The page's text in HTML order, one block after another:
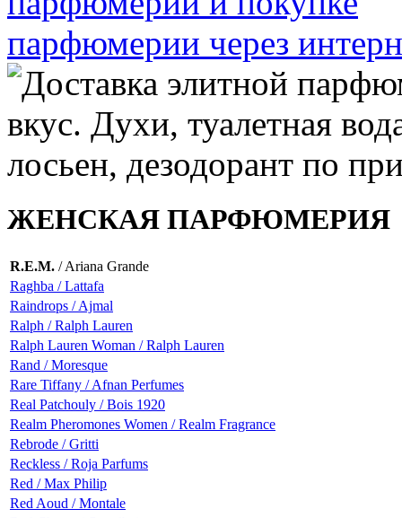
ЖЕНСКАЯ ПАРФЮМЕРИЯ
R.E.M. / Ariana Grande
Raghba / Lattafa
Raindrops / Ajmal
Ralph / Ralph Lauren
Ralph Lauren Woman / Ralph Lauren
Rand / Moresque
Rare Tiffany / Afnan Perfumes
Real Patchouly / Bois 1920
Realm Pheromones Women / Realm Fragrance
Rebrode / Gritti
Reckless / Roja Parfums
Red / Max Philip
Red Aoud / Montale